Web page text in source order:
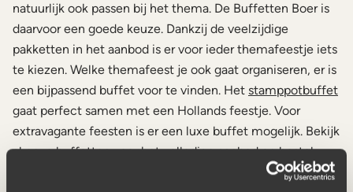
natuurlijk ook passen bij het thema. De Buffetten Boer is
daarvoor een goede keuze. Dankzij de veelzijdige
pakketten in het aanbod is er voor ieder themafeestje iets
te kiezen. Welke themafeest je ook gaat organiseren, er is
een bijpassend buffet voor te vinden. Het stamppotbuffet
gaat perfect samen met een Hollands feestje. Voor
extravagante feesten is er een luxe buffet mogelijk. Bekijk
al onze buffetten voor het volledige aanbod en bestel
jouw volledig verzorgde buffet voor het themafeest.